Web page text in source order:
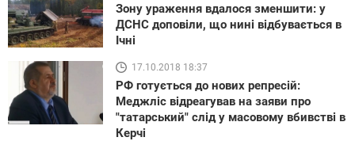
Зону ураження вдалося зменшити: у
ДСНС доповіли, що нині відбувається в
Ічні
17.10.2018 18:37
РФ готується до нових репресій:
Меджліс відреагував на заяви про
"татарський" слід у масовому вбивстві в
Керчі